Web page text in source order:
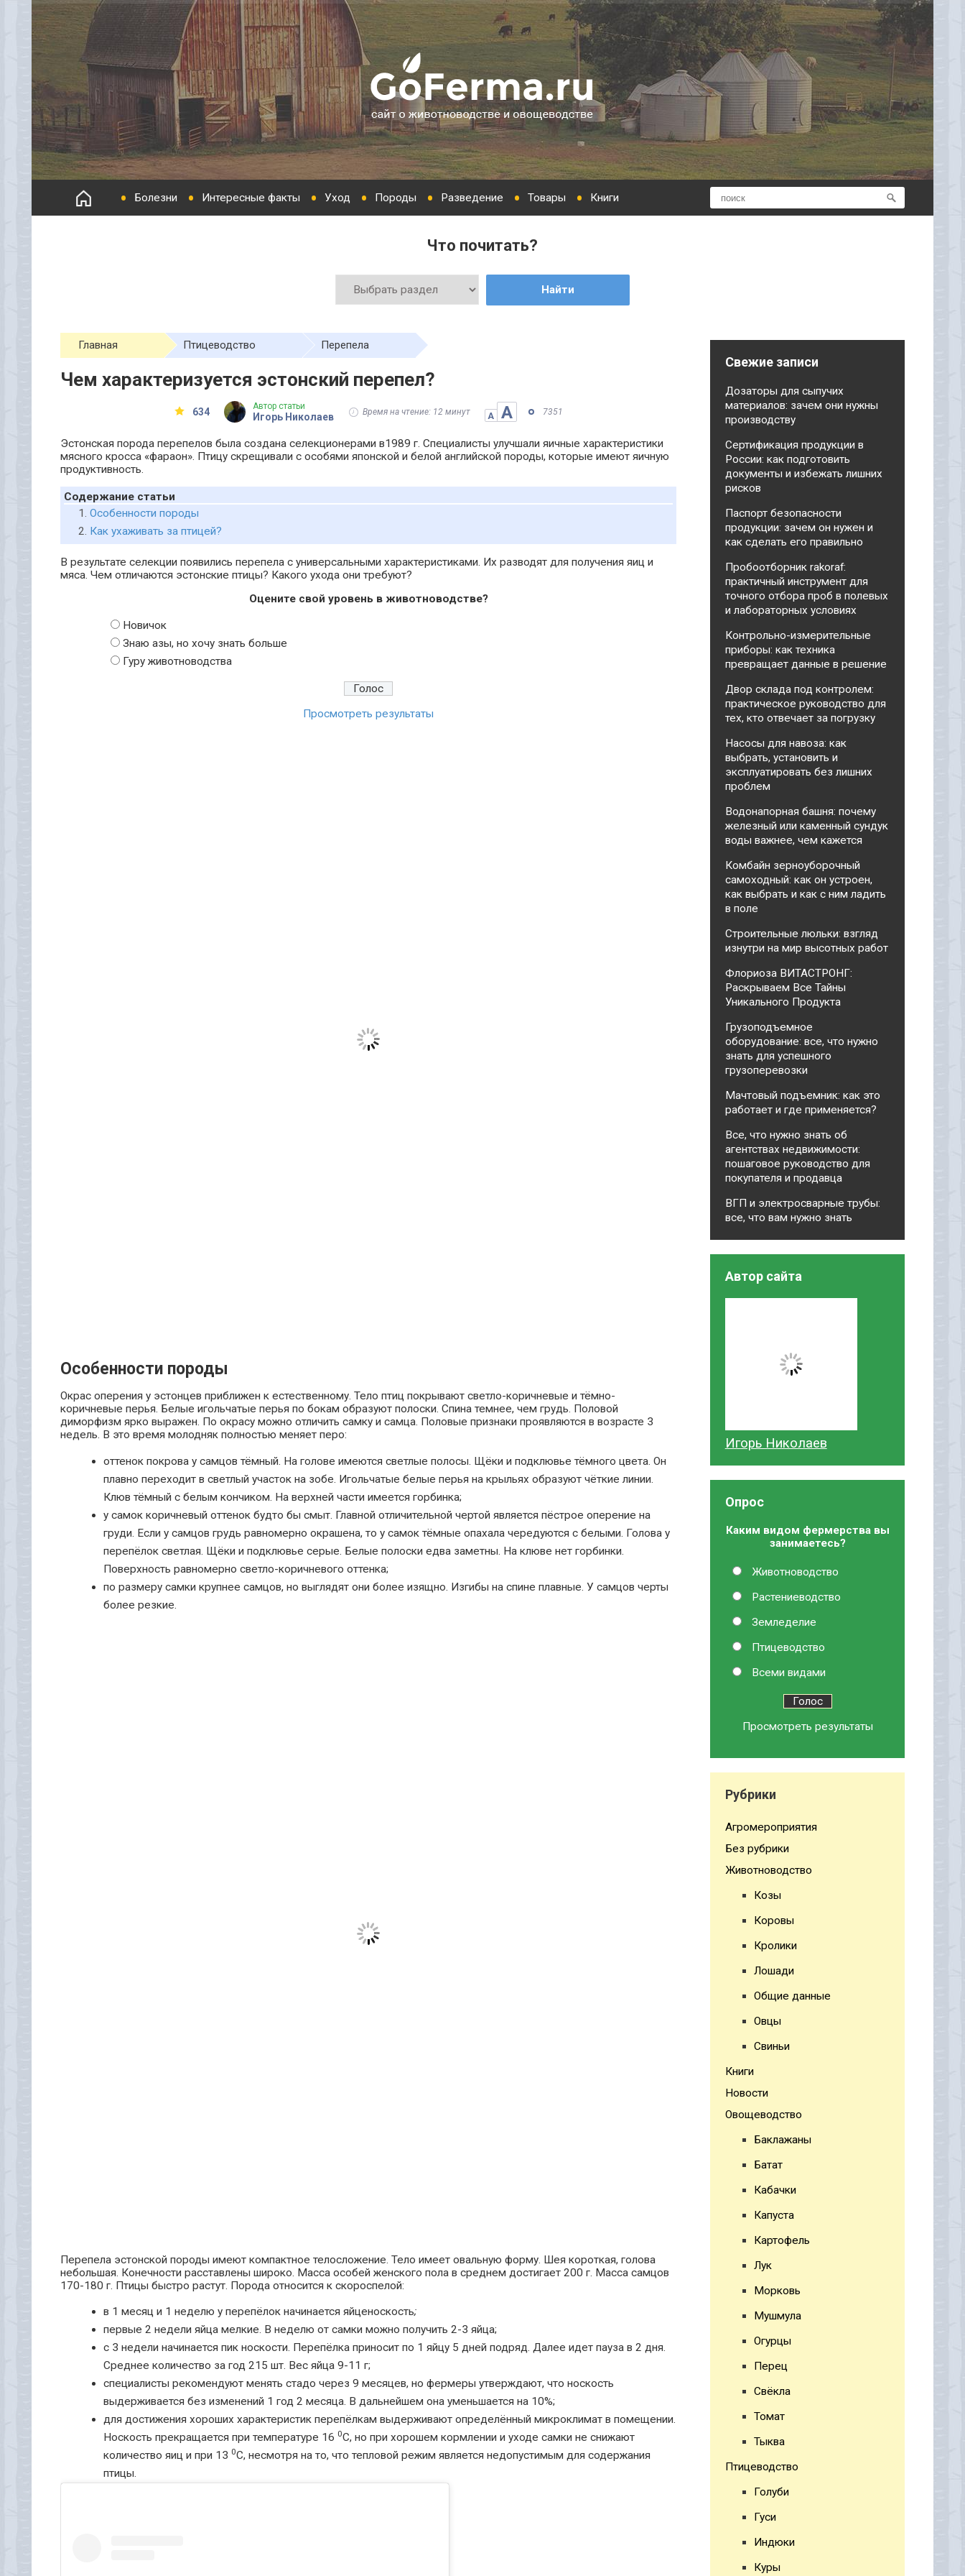
Болезни Интересные факты Уход Породы Разведение Товары Книги
Что почитать?
Найти
Главная Птицеводство Перепела
Чем характеризуется эстонский перепел?
634 Автор статьи
Игорь Николаев Время на чтение: 12 минут А А 7351
Эстонская порода перепелов была создана селекционерами в1989 г. Специалисты улучшали яичные характеристики
мясного кросса «фараон». Птицу скрещивали с особями японской и белой английской породы, которые имеют яичную
продуктивность.
Содержание статьи
Особенности породы
Как ухаживать за птицей?
В результате селекции появились перепела с универсальными характеристиками. Их разводят для получения яиц и
мяса. Чем отличаются эстонские птицы? Какого ухода они требуют?
Оцените свой уровень в животноводстве?
Новичок
Знаю азы, но хочу знать больше
Гуру животноводства
Просмотреть результаты
Особенности породы
Окрас оперения у эстонцев приближен к естественному. Тело птиц покрывают светло-коричневые и тёмно-
коричневые перья. Белые игольчатые перья по бокам образуют полоски. Спина темнее, чем грудь. Половой
диморфизм ярко выражен. По окрасу можно отличить самку и самца. Половые признаки проявляются в возрасте 3
недель. В это время молодняк полностью меняет перо:
оттенок покрова у самцов тёмный. На голове имеются светлые полосы. Щёки и подклювье тёмного цвета. Он
плавно переходит в светлый участок на зобе. Игольчатые белые перья на крыльях образуют чёткие линии.
Клюв тёмный с белым кончиком. На верхней части имеется горбинка;
у самок коричневый оттенок будто бы смыт. Главной отличительной чертой является пёстрое оперение на
груди. Если у самцов грудь равномерно окрашена, то у самок тёмные опахала чередуются с белыми. Голова у
перепёлок светлая. Щёки и подклювье серые. Белые полоски едва заметны. На клюве нет горбинки.
Поверхность равномерно светло-коричневого оттенка;
по размеру самки крупнее самцов, но выглядят они более изящно. Изгибы на спине плавные. У самцов черты
более резкие.
Перепела эстонской породы имеют компактное телосложение. Тело имеет овальную форму. Шея короткая, голова
небольшая. Конечности расставлены широко. Масса особей женского пола в среднем достигает 200 г. Масса самцов
170-180 г. Птицы быстро растут. Порода относится к скороспелой:
в 1 месяц и 1 неделю у перепёлок начинается яйценоскость;
первые 2 недели яйца мелкие. В неделю от самки можно получить 2-3 яйца;
с 3 недели начинается пик носкости. Перепёлка приносит по 1 яйцу 5 дней подряд. Далее идет пауза в 2 дня.
Среднее количество за год 215 шт. Вес яйца 9-11 г;
специалисты рекомендуют менять стадо через 9 месяцев, но фермеры утверждают, что носкость
выдерживается без изменений 1 год 2 месяца. В дальнейшем она уменьшается на 10%;
для достижения хороших характеристик перепёлкам выдерживают определённый микроклимат в помещении.
Носкость прекращается при температуре 16 0С, но при хорошем кормлении и уходе самки не снижают
количество яиц и при 13 0С, несмотря на то, что тепловой режим является недопустимым для содержания
птицы.
Свежие записи
Дозаторы для сыпучих
материалов: зачем они нужны
производству
Сертификация продукции в
России: как подготовить
документы и избежать лишних
рисков
Паспорт безопасности
продукции: зачем он нужен и
как сделать его правильно
Пробоотборник rakoraf:
практичный инструмент для
точного отбора проб в полевых
и лабораторных условиях
Контрольно-измерительные
приборы: как техника
превращает данные в решение
Двор склада под контролем:
практическое руководство для
тех, кто отвечает за погрузку
Насосы для навоза: как
выбрать, установить и
эксплуатировать без лишних
проблем
Водонапорная башня: почему
железный или каменный сундук
воды важнее, чем кажется
Комбайн зерноуборочный
самоходный: как он устроен,
как выбрать и как с ним ладить
в поле
Строительные люльки: взгляд
изнутри на мир высотных работ
Флориоза ВИТАСТРОНГ:
Раскрываем Все Тайны
Уникального Продукта
Грузоподъемное
оборудование: все, что нужно
знать для успешного
грузоперевозки
Мачтовый подъемник: как это
работает и где применяется?
Все, что нужно знать об
агентствах недвижимости:
пошаговое руководство для
покупателя и продавца
ВГП и электросварные трубы:
все, что вам нужно знать
Автор сайта
Игорь Николаев
Опрос
Каким видом фермерства вы
занимаетесь?
Животноводство
Растениеводство
Земледелие
Птицеводство
Всеми видами
Просмотреть результаты
Рубрики
Агромероприятия
Без рубрики
Животноводство
Козы
Коровы
Кролики
Лошади
Общие данные
Овцы
Свиньи
Книги
Новости
Овощеводство
Баклажаны
Батат
Кабачки
Капуста
Картофель
Лук
Морковь
Мушмула
Огурцы
Перец
Свёкла
Томат
Тыква
Птицеводство
Голуби
Гуси
Индюки
Куры